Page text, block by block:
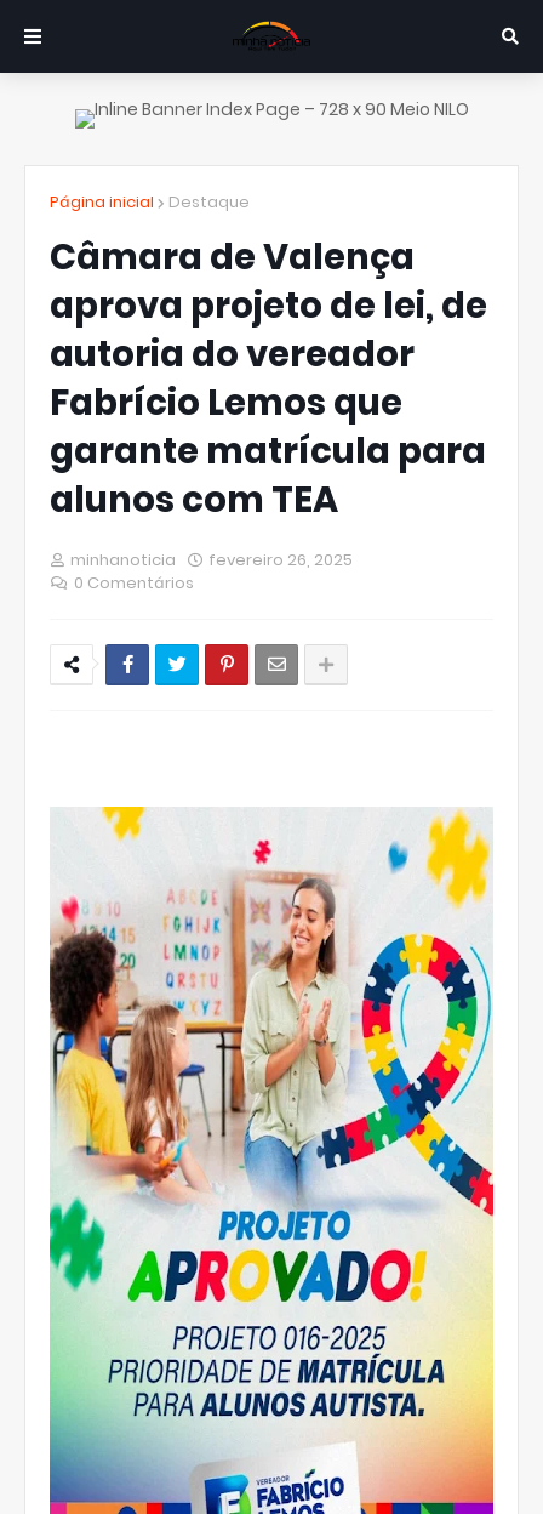
Página inicial Destaque
Câmara de Valença
aprova projeto de lei, de
autoria do vereador
Fabrício Lemos que
garante matrícula para
alunos com TEA
minhanoticia
fevereiro 26, 2025
0 Comentários